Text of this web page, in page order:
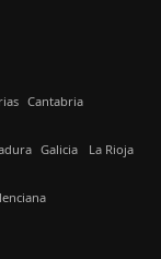
Cantabria
Galicia La Rioja